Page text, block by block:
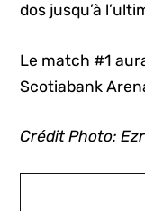
dos jusqu’à
Le match #1
Scotiabank
Crédit Photo: